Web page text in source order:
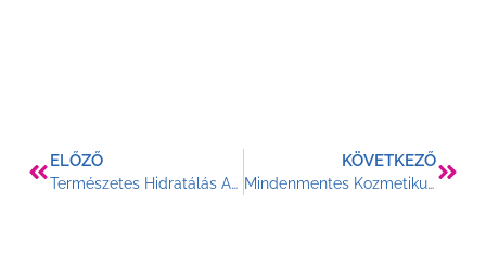
ELŐZŐ
Természetes Hidratálás Az Őszi És Téli Időszakban
KÖVETKEZŐ
Mindenmentes Kozmetikumok Számodra Is II.